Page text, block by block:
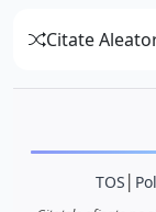
Citate
TOS